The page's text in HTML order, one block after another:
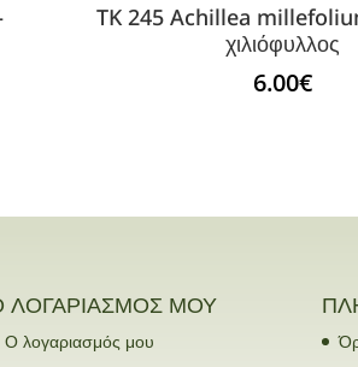
TK 245 Achillea
χιλιόφυλλος
6.00€
ΛΟΓΑΡΙΑΣΜΟΣ ΜΟΥ
Ο λογαριασμός μου